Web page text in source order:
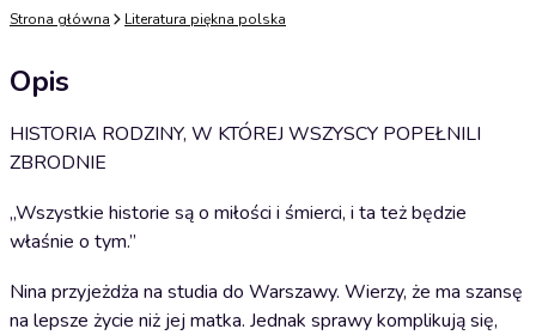
Strona główna Literatura piękna polska
Opis
HISTORIA RODZINY, W KTÓREJ WSZYSCY POPEŁNILI
ZBRODNIE
„Wszystkie historie są o miłości i śmierci, i ta też będzie
właśnie o tym.”
Nina przyjeżdża na studia do Warszawy. Wierzy, że ma szansę
na lepsze życie niż jej matka. Jednak sprawy komplikują się,